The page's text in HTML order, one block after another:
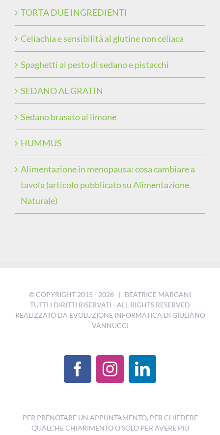
TORTA DUE INGREDIENTI
Celiachia e sensibilità al glutine non celiaca
Spaghetti al pesto di sedano e pistacchi
SEDANO AL GRATIN
Sedano brasato al limone
HUMMUS
Alimentazione in menopausa: cosa cambiare a
tavola (articolo pubblicato su Alimentazione
Naturale)
© COPYRIGHT 2015 - 2026 | BEATRICE MARGANI
TUTTI I DIRITTI RISERVATI - ALL RIGHTS RESERVED
REALIZZATO DA EVOLUZIONE INFORMATICA DI GIULIANO
VANNUCCI
PER PRENOTARE UN APPUNTAMENTO, PER CHIEDERE
QUALCHE CHIARIMENTO O SOLO PER AVERE PIÙ